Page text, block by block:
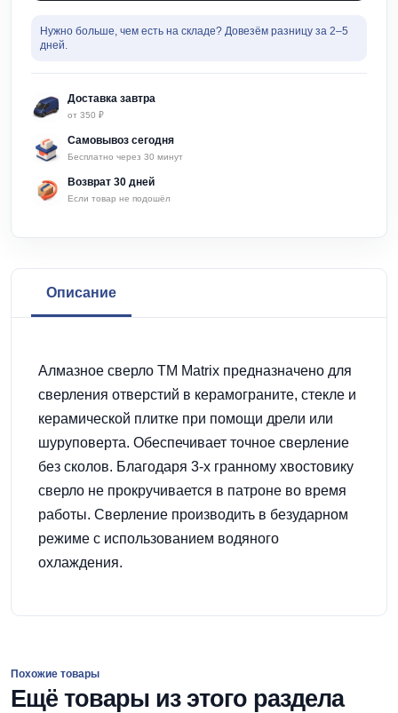
Матрикс
Нужно больше, чем есть на складе? Довезём разницу за 2–5
дней.
Доставка завтра
от 350 ₽
Самовывоз сегодня
Бесплатно через 30 минут
Возврат 30 дней
Если товар не подошёл
Описание
Алмазное сверло ТМ Matrix предназначено для
сверления отверстий в керамограните, стекле и
керамической плитке при помощи дрели или
шуруповерта. Обеспечивает точное сверление
без сколов. Благодаря 3-х гранному хвостовику
сверло не прокручивается в патроне во время
работы. Сверление производить в безударном
режиме с использованием водяного
охлаждения.
Похожие товары
Ещё товары из этого раздела